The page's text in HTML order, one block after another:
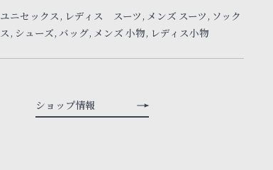
ユニセックス, レディス スーツ, メンズ スーツ, ソック
ス, シューズ, バッグ, メンズ 小物, レディス小物
ショップ情報